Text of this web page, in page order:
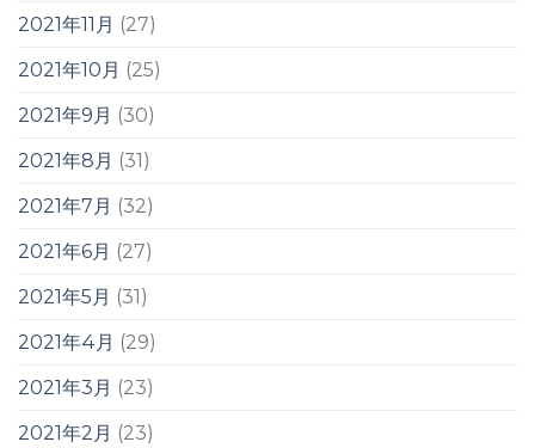
2021年11月 (27)
2021年10月 (25)
2021年9月 (30)
2021年8月 (31)
2021年7月 (32)
2021年6月 (27)
2021年5月 (31)
2021年4月 (29)
2021年3月 (23)
2021年2月 (23)